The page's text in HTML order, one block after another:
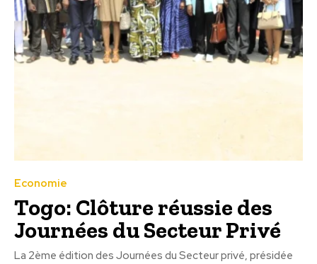
Economie
Togo: Clôture réussie des
Journées du Secteur Privé
La 2ème édition des Journées du Secteur privé, présidée